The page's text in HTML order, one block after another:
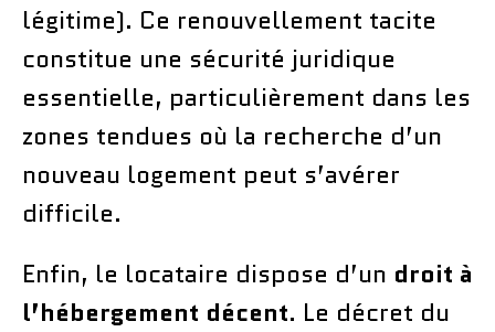
légitime). Ce renouvellement tacite
constitue une sécurité juridique
essentielle, particulièrement dans les
zones tendues où la recherche d’un
nouveau logement peut s’avérer
difficile.
Enfin, le locataire dispose d’un droit à
l’hébergement décent. Le décret du